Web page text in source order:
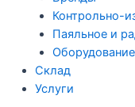
Контрольно-
Паяльное и
Склад
Услуги